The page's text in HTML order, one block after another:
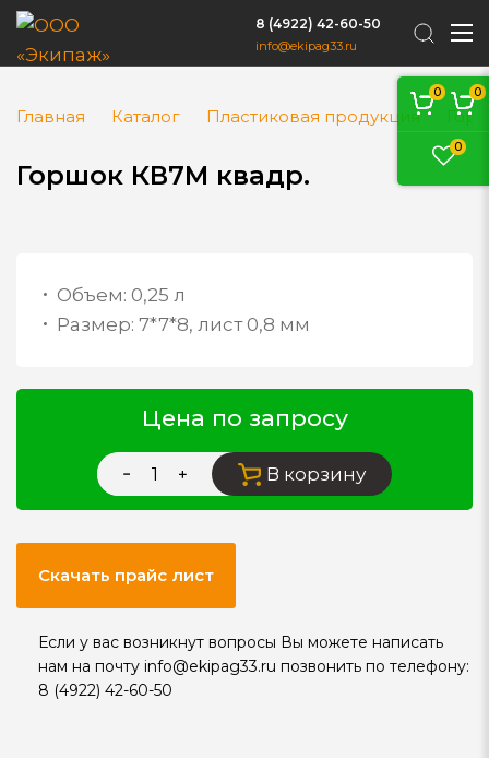
0 0
0
8 (4922) 42-60-50
info@ekipag33.ru
Главная Каталог Пластиковая продукция
Горшок КВ7М квадр.
Объем: 0,25 л
Размер: 7*7*8, лист 0,8 мм
Цена по запросу
В корзину
Скачать прайс лист
Если у вас возникнут вопросы Вы можете написать
нам на почту info@ekipag33.ru позвонить по телефону:
8 (4922) 42-60-50